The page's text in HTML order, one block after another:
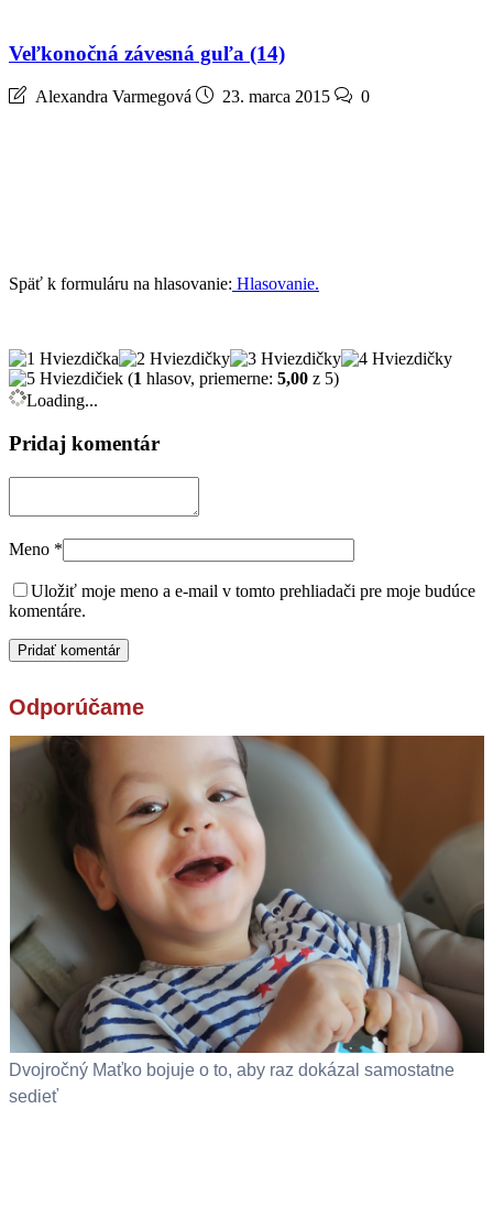
Veľkonočná závesná guľa (14)
Alexandra Varmegová 23. marca 2015 0
Späť k formuláru na hlasovanie: Hlasovanie.
(1 hlasov, priemerne: 5,00 z 5)
Loading...
Pridaj komentár
Meno *
Uložiť moje meno a e-mail v tomto prehliadači pre moje budúce
komentáre.
Odporúčame
Dvojročný Maťko bojuje o to, aby raz dokázal samostatne
sedieť